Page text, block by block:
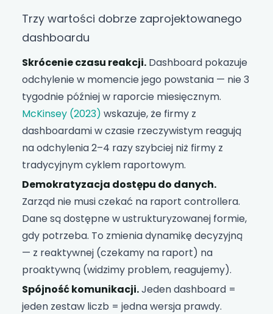
Trzy wartości dobrze zaprojektowanego
dashboardu
Skrócenie czasu reakcji. Dashboard pokazuje
odchylenie w momencie jego powstania — nie 3
tygodnie później w raporcie miesięcznym.
McKinsey (2023) wskazuje, że firmy z
dashboardami w czasie rzeczywistym reagują
na odchylenia 2–4 razy szybciej niż firmy z
tradycyjnym cyklem raportowym.
Demokratyzacja dostępu do danych.
Zarząd nie musi czekać na raport controllera.
Dane są dostępne w ustrukturyzowanej formie,
gdy potrzeba. To zmienia dynamikę decyzyjną
— z reaktywnej (czekamy na raport) na
proaktywną (widzimy problem, reagujemy).
Spójność komunikacji.Jeden dashboard =
jeden zestaw liczb = jedna wersja prawdy.